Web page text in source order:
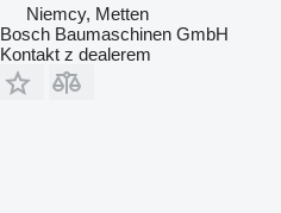
Niemcy, Metten
Bosch Baumaschinen GmbH
Kontakt z dealerem